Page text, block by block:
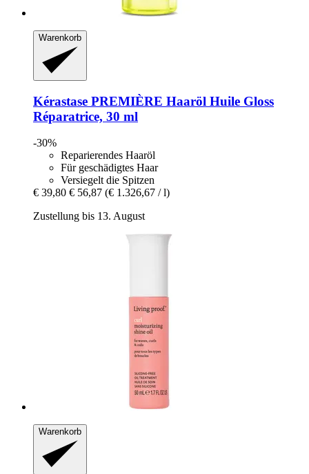
Warenkorb
Kérastase PREMIÈRE Haaröl Huile Gloss
Réparatrice, 30 ml
-30%
Reparierendes Haaröl
Für geschädigtes Haar
Versiegelt die Spitzen
€ 39,80 € 56,87 (€ 1.326,67 / l)
Zustellung bis 13. August
Warenkorb